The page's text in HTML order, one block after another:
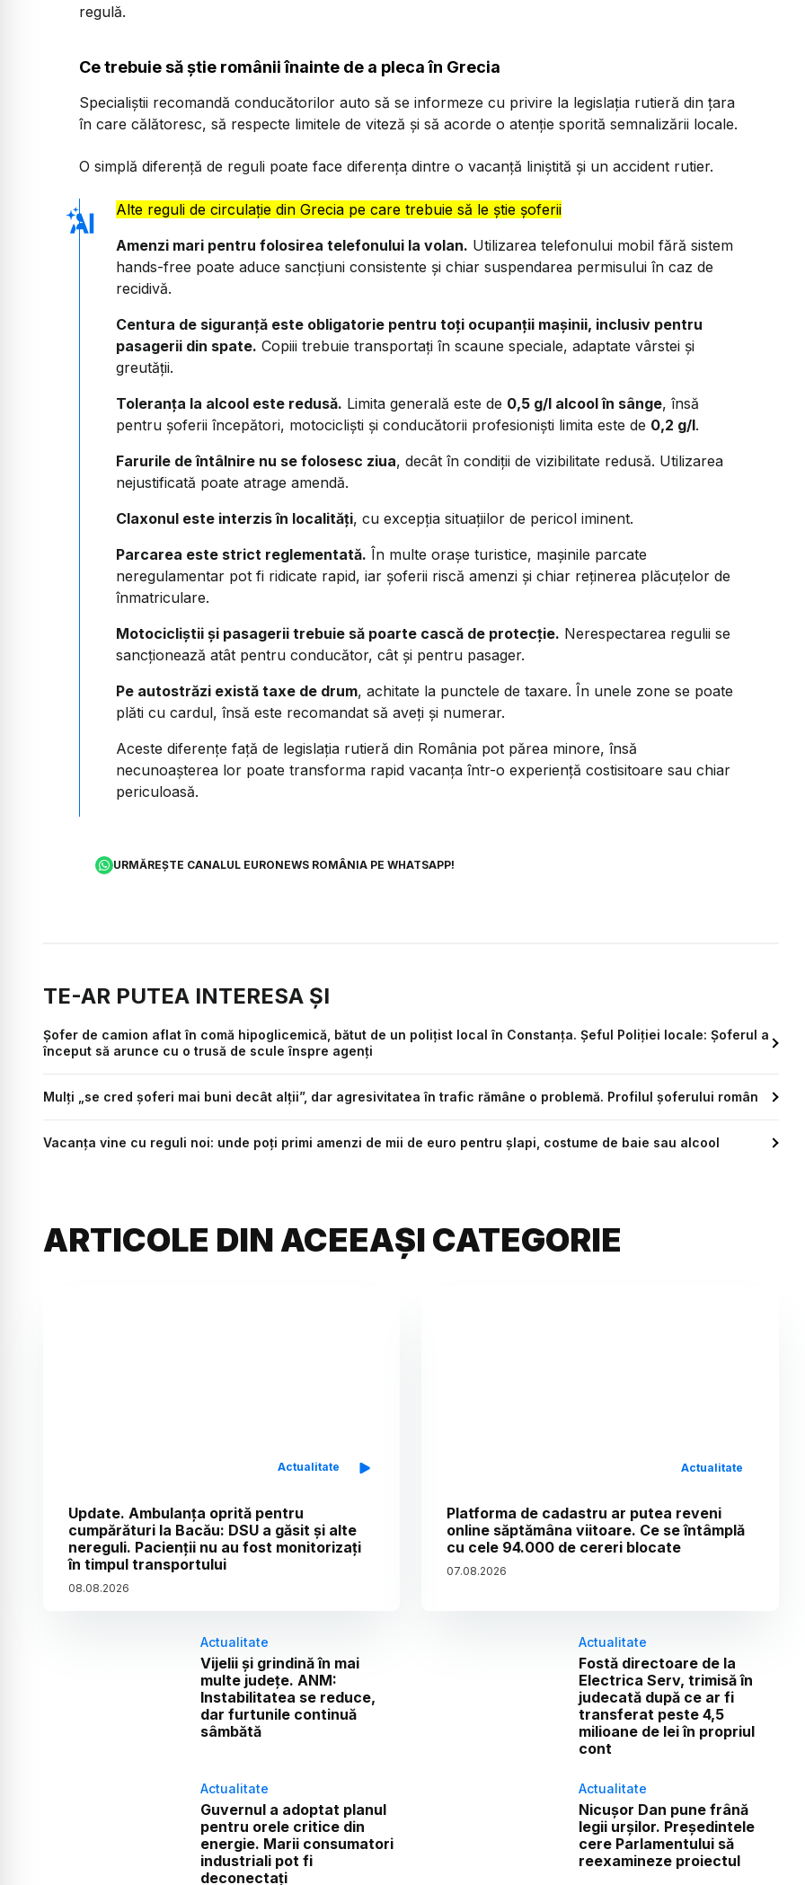
regulă.
Ce trebuie să știe românii înainte de a pleca în Grecia
Specialiștii recomandă conducătorilor auto să se informeze cu privire la legislația rutieră din țara
în care călătoresc, să respecte limitele de viteză și să acorde o atenție sporită semnalizării locale.
O simplă diferență de reguli poate face diferența dintre o vacanță liniștită și un accident rutier.
Alte reguli de circulație din Grecia pe care trebuie să le știe șoferii
Amenzi mari pentru folosirea telefonului la volan. Utilizarea telefonului mobil fără sistem
hands-free poate aduce sancțiuni consistente și chiar suspendarea permisului în caz de
recidivă.
Centura de siguranță este obligatorie pentru toți ocupanții mașinii, inclusiv pentru
pasagerii din spate. Copiii trebuie transportați în scaune speciale, adaptate vârstei și
greutății.
Toleranța la alcool este redusă. Limita generală este de 0,5 g/l alcool în sânge, însă
pentru șoferii începători, motocicliști și conducătorii profesioniști limita este de 0,2 g/l.
Farurile de întâlnire nu se folosesc ziua, decât în condiții de vizibilitate redusă. Utilizarea
nejustificată poate atrage amendă.
Claxonul este interzis în localități, cu excepția situațiilor de pericol iminent.
Parcarea este strict reglementată. În multe orașe turistice, mașinile parcate
neregulamentar pot fi ridicate rapid, iar șoferii riscă amenzi și chiar reținerea plăcuțelor de
înmatriculare.
Motocicliștii și pasagerii trebuie să poarte cască de protecție. Nerespectarea regulii se
sancționează atât pentru conducător, cât și pentru pasager.
Pe autostrăzi există taxe de drum, achitate la punctele de taxare. În unele zone se poate
plăti cu cardul, însă este recomandat să aveți și numerar.
Aceste diferențe față de legislația rutieră din România pot părea minore, însă
necunoașterea lor poate transforma rapid vacanța într-o experiență costisitoare sau chiar
periculoasă.
URMĂREȘTE CANALUL EURONEWS ROMÂNIA PE WHATSAPP!
TE-AR PUTEA INTERESA ȘI
Șofer de camion aflat în comă hipoglicemică, bătut de un polițist local în Constanța. Șeful Poliției locale: Șoferul a
început să arunce cu o trusă de scule înspre agenți
Mulți „se cred șoferi mai buni decât alții”, dar agresivitatea în trafic rămâne o problemă. Profilul șoferului român
Vacanța vine cu reguli noi: unde poți primi amenzi de mii de euro pentru șlapi, costume de baie sau alcool
ARTICOLE DIN ACEEAȘI CATEGORIE
Actualitate
Update. Ambulanța oprită pentru
cumpărături la Bacău: DSU a găsit și alte
nereguli. Pacienții nu au fost monitorizați
în timpul transportului
08.08.2026
Actualitate
Platforma de cadastru ar putea reveni
online săptămâna viitoare. Ce se întâmplă
cu cele 94.000 de cereri blocate
07.08.2026
Actualitate
Vijelii și grindină în mai
multe județe. ANM:
Instabilitatea se reduce,
dar furtunile continuă
sâmbătă
Actualitate
Fostă directoare de la
Electrica Serv, trimisă în
judecată după ce ar fi
transferat peste 4,5
milioane de lei în propriul
cont
Actualitate
Guvernul a adoptat planul
pentru orele critice din
energie. Marii consumatori
industriali pot fi
deconectați
Actualitate
Nicușor Dan pune frână
legii urșilor. Președintele
cere Parlamentului să
reexamineze proiectul